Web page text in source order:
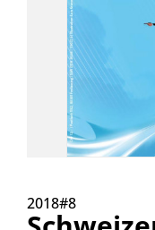
2018#8